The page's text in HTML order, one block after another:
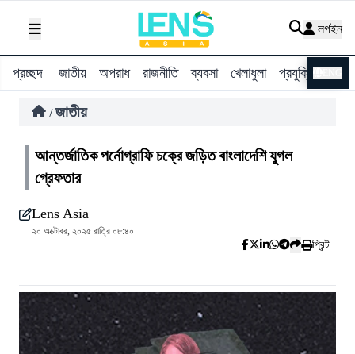
লগইন
প্রচ্ছদ জাতীয় অপরাধ রাজনীতি ব্যবসা খেলাধুলা প্রযুক্তি
/ জাতীয়
আন্তর্জাতিক পর্নোগ্রাফি চক্রে জড়িত বাংলাদেশি যুগল
গ্রেফতার
Lens Asia
২০ অক্টোবর, ২০২৫ রাত্রি ০৮:৪০
প্রিন্ট